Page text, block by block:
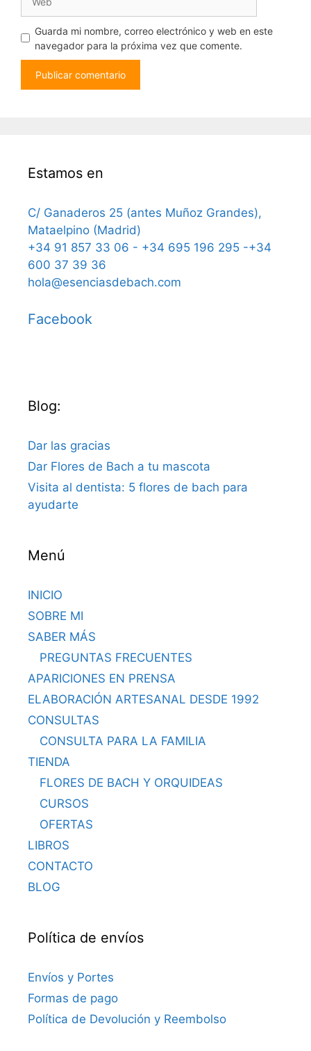
Guarda mi nombre, correo electrónico y web en este
navegador para la próxima vez que comente.
Estamos en
C/ Ganaderos 25 (antes Muñoz Grandes),
Mataelpino (Madrid)
+34 91 857 33 06 - +34 695 196 295 -+34
600 37 39 36
hola@esenciasdebach.com
Facebook
Blog:
Dar las gracias
Dar Flores de Bach a tu mascota
Visita al dentista: 5 flores de bach para
ayudarte
Menú
INICIO
SOBRE MI
SABER MÁS
PREGUNTAS FRECUENTES
APARICIONES EN PRENSA
ELABORACIÓN ARTESANAL DESDE 1992
CONSULTAS
CONSULTA PARA LA FAMILIA
TIENDA
FLORES DE BACH Y ORQUIDEAS
CURSOS
OFERTAS
LIBROS
CONTACTO
BLOG
Política de envíos
Envíos y Portes
Formas de pago
Política de Devolución y Reembolso